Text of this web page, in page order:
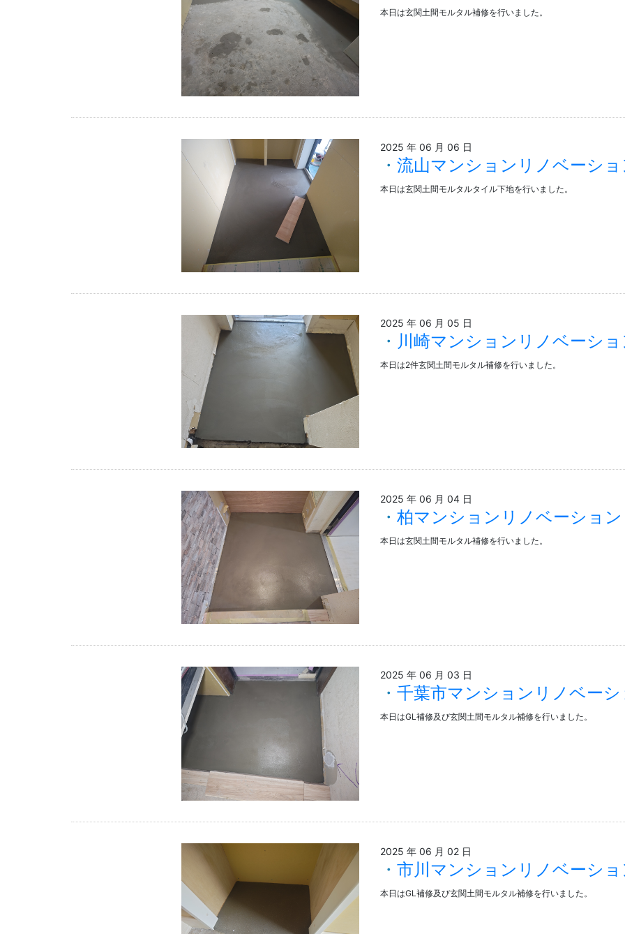
本日は玄関土間モルタル補修を行いました。
2025 年 06 月 06 日
流山マンションリノベーシ
本日は玄関土間モルタルタイル下地を行いました。
2025 年 06 月 05 日
川崎マンションリノベーシ
本日は2件玄関土間モルタル補修を行いました。
2025 年 06 月 04 日
柏マンションリノベーション
本日は玄関土間モルタル補修を行いました。
2025 年 06 月 03 日
千葉市マンションリノベー
本日はGL補修及び玄関土間モルタル補修を行いました。
2025 年 06 月 02 日
市川マンションリノベーシ
本日はGL補修及び玄関土間モルタル補修を行いました。